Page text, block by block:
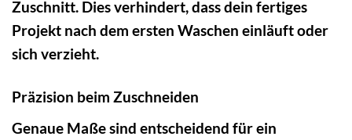
Zuschnitt. Dies verhindert, dass dein fertiges
Projekt nach dem ersten Waschen einläuft oder
sich verzieht.
Präzision beim Zuschneiden
Genaue Maße sind entscheidend für ein